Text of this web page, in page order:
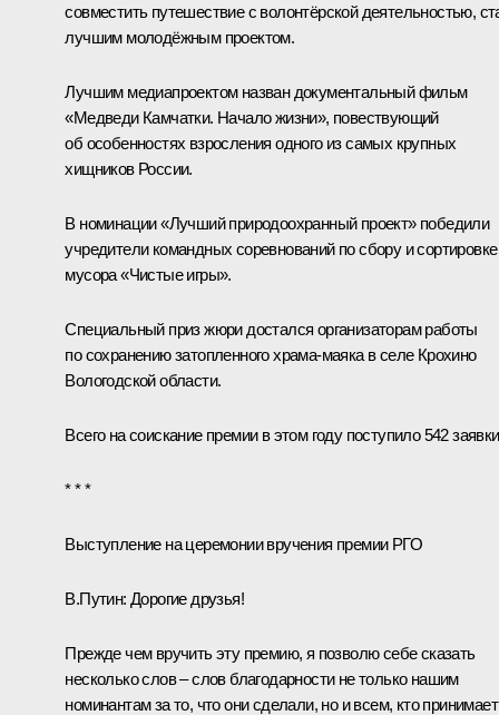
совместить путешествие с волонтёрской деятельностью,
лучшим молодёжным проектом.
Лучшим медиапроектом назван документальный фильм
«Медведи Камчатки. Начало жизни», повествующий
об особенностях взросления одного из самых крупных
хищников России.
В номинации «Лучший природоохранный проект» победили
учредители командных соревнований по сбору и сортировке
мусора «Чистые игры».
Специальный приз жюри достался организаторам работы
по сохранению затопленного храма-маяка в селе Крохино
Вологодской области.
Всего на соискание премии в этом году поступило 542
* * *
Выступление на церемонии вручения премии РГО
В.Путин: Дорогие друзья!
Прежде чем вручить эту премию, я позволю себе сказать
несколько слов – слов благодарности не только нашим
номинантам за то, что они сделали, но и всем, кто принимает